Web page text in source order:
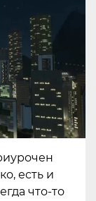
есть и
что-то